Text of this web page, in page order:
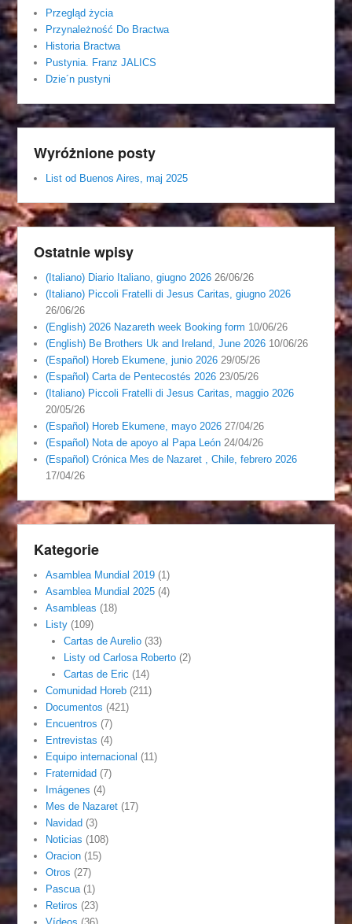
Przegląd życia
Przynależność Do Bractwa
Historia Bractwa
Pustynia. Franz JALICS
Dzie´n pustyni
Wyróżnione posty
List od Buenos Aires, maj 2025
Ostatnie wpisy
(Italiano) Diario Italiano, giugno 2026 26/06/26
(Italiano) Piccoli Fratelli di Jesus Caritas, giugno 2026
26/06/26
(English) 2026 Nazareth week Booking form 10/06/26
(English) Be Brothers Uk and Ireland, June 2026 10/06/26
(Español) Horeb Ekumene, junio 2026 29/05/26
(Español) Carta de Pentecostés 2026 23/05/26
(Italiano) Piccoli Fratelli di Jesus Caritas, maggio 2026
20/05/26
(Español) Horeb Ekumene, mayo 2026 27/04/26
(Español) Nota de apoyo al Papa León 24/04/26
(Español) Crónica Mes de Nazaret , Chile, febrero 2026
17/04/26
Kategorie
Asamblea Mundial 2019 (1)
Asamblea Mundial 2025 (4)
Asambleas (18)
Listy (109)
Cartas de Aurelio(33)
Listy od Carlosa Roberto(2)
Cartas de Eric (14)
Comunidad Horeb (211)
Documentos (421)
Encuentros (7)
Entrevistas (4)
Equipo internacional (11)
Fraternidad (7)
Imágenes (4)
Mes de Nazaret (17)
Navidad (3)
Noticias (108)
Oracion (15)
Otros (27)
Pascua (1)
Retiros (23)